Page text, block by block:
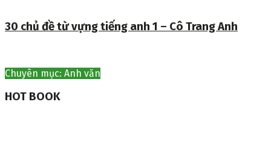
30 chủ đề từ vựng tiếng anh 1 – Cô Trang Anh
Chuyên mục: Anh văn
HOT BOOK